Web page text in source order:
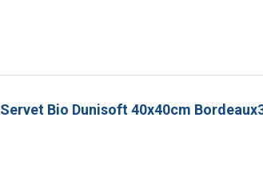
Servet Bio Dunisoft 40x40cm